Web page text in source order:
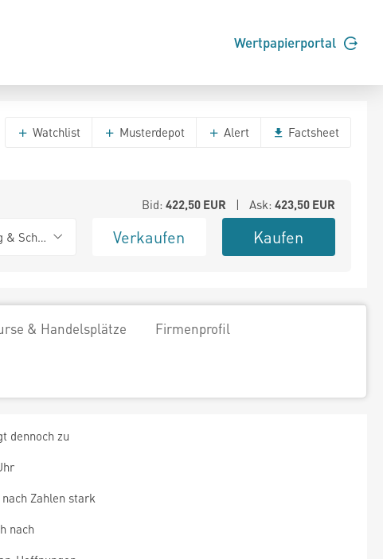
Wertpapierportal
Watchlist Musterdepot Alert Factsheet
Bid: 422,50EUR | Ask: 423,50EUR
& Schwarz Verkaufen Kaufen
& Handelsplätze Firmenprofil
dennoch zu
Zahlen stark
nach